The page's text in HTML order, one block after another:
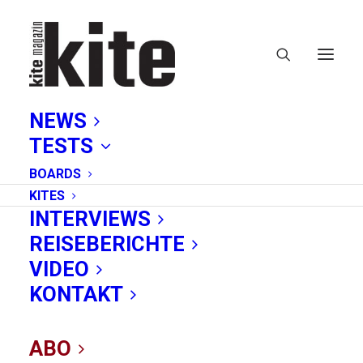
NEWS
TESTS
BOARDS
KITES
INTERVIEWS
REISEBERICHTE
VIDEO
KONTAKT
ABO
Brandon Bay: Irlands